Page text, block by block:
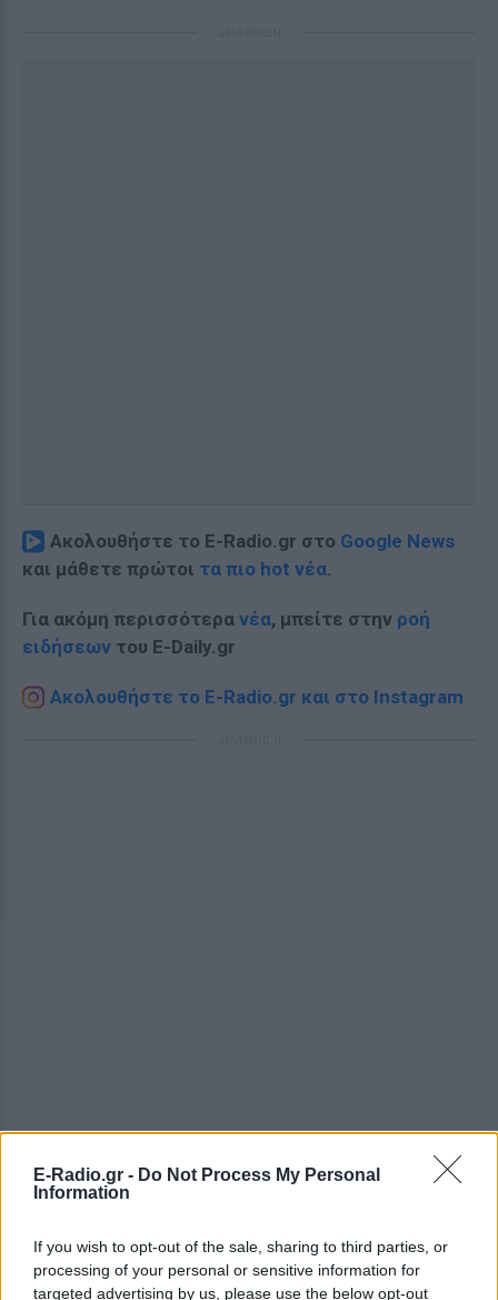
E-Radio.gr - Do Not Process My Personal
Information
If you wish to opt-out of the sale, sharing to third parties, or
processing of your personal or sensitive information for
targeted advertising by us, please use the below opt-out
Ακολουθήστε το E-Radio.gr στο Google News
και μάθετε πρώτοι τα πιο hot νέα.
Για ακόμη περισσότερα νέα, μπείτε στην ροή
ειδήσεων του E-Daily.gr
Ακολουθήστε το E-Radio.gr και στο Instagram
ΔΕΙΤΕ ΕΠΙΣΗΣ